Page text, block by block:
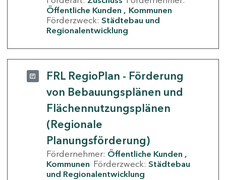
Öffentliche Kunden
Kommunen
Förderzweck: Städtebau und
Regionalentwicklung
FRL RegioPlan - Förderung
von Bebauungsplänen und
Flächennutzungsplänen
(Regionale
Planungsförderung)
Fördernehmer: Öffentliche Kunden
Kommunen Förderzweck: Städtebau
und Regionalentwicklung